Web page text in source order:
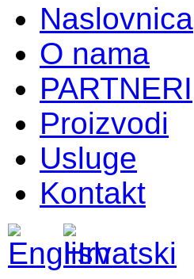
Naslovnica
O nama
PARTNERI
Proizvodi
Usluge
Kontakt